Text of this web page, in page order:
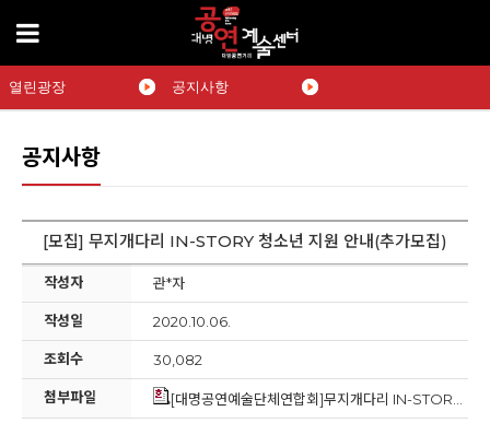
열린광장 공지사항
공지사항
[모집] 무지개다리 IN-STORY 청소년 지원 안내(추가모집)
작성자 관*자
작성일 2020.10.06.
조회수 30,082
첨부파일 [대명공연예술단체연합회]무지개다리 IN-STORY 활동지원서(청소년용).hwp